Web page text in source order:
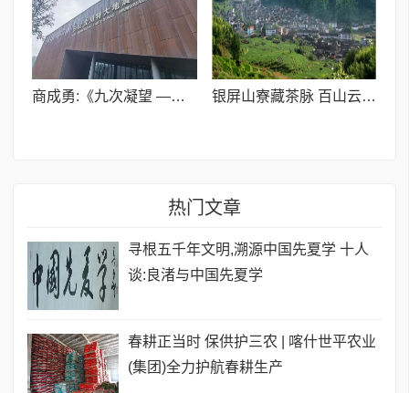
商成勇:《九次凝望 ——致一位在北川烙下足迹的老人》 银屏山寮藏茶脉 百山云根润千年——吴懋修与举水荒野茶的文化根基
热门文章
寻根五千年文明,溯源中国先夏学 十人
谈:良渚与中国先夏学
春耕正当时 保供护三农 | 喀什世平农业
(集团)全力护航春耕生产